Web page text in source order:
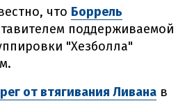
что Боррель
поддерживаемой
"Хезболла"
от втягивания Ливана в